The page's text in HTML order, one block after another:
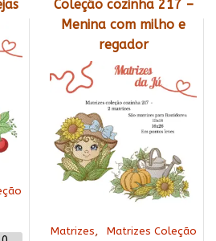
Coleção cozinha 217 –
Menina com milho e
regador
Matrizes, Matrizes Coleção